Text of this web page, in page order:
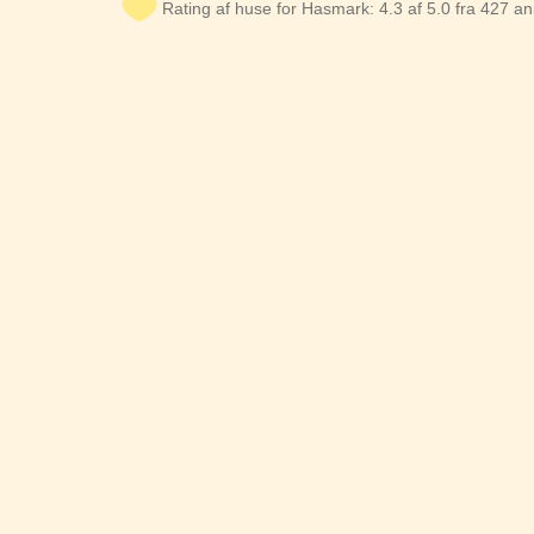
Rating af huse for Hasmark: 4.3 af 5.0 fra 427